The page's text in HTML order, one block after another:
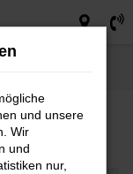
und unsere
Wir
und
nur,